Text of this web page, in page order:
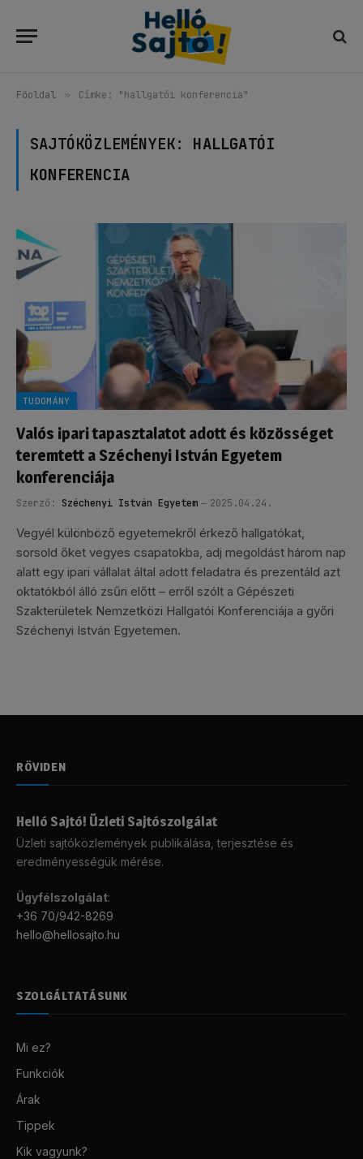
Főoldal » Címke: "hallgatói konferencia"
SAJTÓKÖZLEMÉNYEK: HALLGATÓI
KONFERENCIA
TUDOMÁNY
Valós ipari tapasztalatot adott és közösséget
teremtett a Széchenyi István Egyetem
konferenciája
Szerző: Széchenyi István Egyetem 2025.04.24.
Vegyél különböző egyetemekről érkező hallgatókat,
sorsold őket vegyes csapatokba, adj megoldást három nap
alatt egy ipari vállalat által adott feladatra és prezentáld azt
oktatókból álló zsűri előtt – erről szólt a Gépészeti
Szakterületek Nemzetközi Hallgatói Konferenciája a győri
Széchenyi István Egyetemen.
RÖVIDEN
Helló Sajtó! Üzleti Sajtószolgálat
Üzleti sajtóközlemények publikálása, terjesztése és
eredményességük mérése.
Ügyfélszolgálat:
+36 70/942-8269
hello@hellosajto.hu
SZOLGÁLTATÁSUNK
Mi ez?
Funkciók
Árak
Tippek
Kik vagyunk?